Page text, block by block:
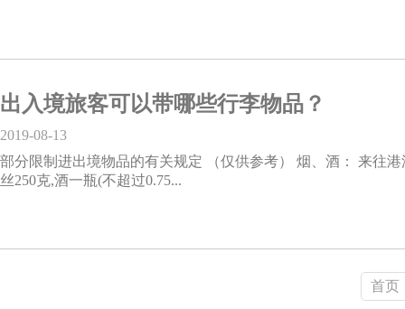
出入境旅客可以带哪些行李物品？
2019-08-13
部分限制进出境物品的有关规定 （仅供参考） 烟、酒： 来往
丝250克,酒一瓶(不超过0.75...
首页